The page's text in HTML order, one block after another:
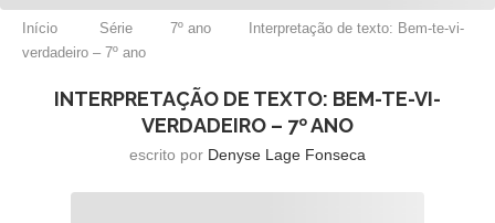
Início Série 7º ano
Interpretação de texto: Bem-te-vi-
verdadeiro – 7º ano
INTERPRETAÇÃO DE TEXTO: BEM-TE-VI-
VERDADEIRO – 7º ANO
escrito por Denyse Lage Fonseca